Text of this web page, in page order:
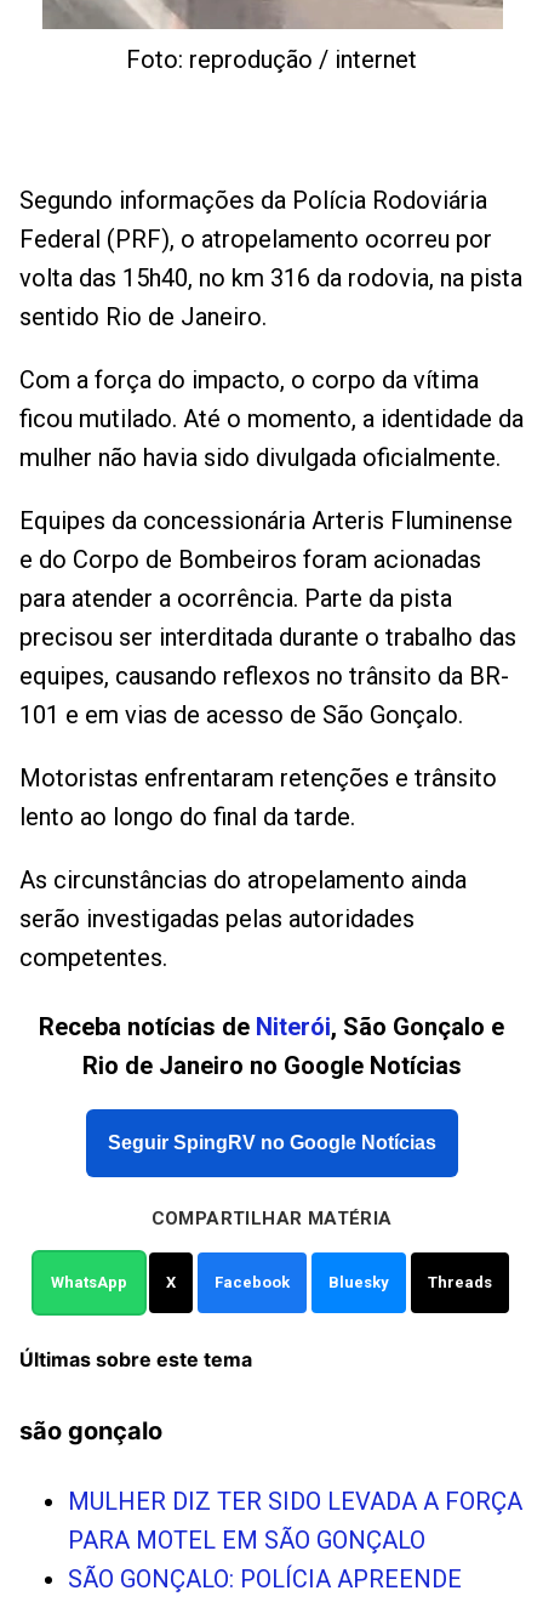
Foto: reprodução / internet
Segundo informações da Polícia Rodoviária
Federal (PRF), o atropelamento ocorreu por
volta das 15h40, no km 316 da rodovia, na pista
sentido Rio de Janeiro.
Com a força do impacto, o corpo da vítima
ficou mutilado. Até o momento, a identidade da
mulher não havia sido divulgada oficialmente.
Equipes da concessionária Arteris Fluminense
e do Corpo de Bombeiros foram acionadas
para atender a ocorrência. Parte da pista
precisou ser interditada durante o trabalho das
equipes, causando reflexos no trânsito da BR-
101 e em vias de acesso de São Gonçalo.
Motoristas enfrentaram retenções e trânsito
lento ao longo do final da tarde.
As circunstâncias do atropelamento ainda
serão investigadas pelas autoridades
competentes.
Receba notícias de Niterói, São Gonçalo e
Rio de Janeiro no Google Notícias
Seguir SpingRV no Google Notícias
COMPARTILHAR MATÉRIA
WhatsApp X Facebook Bluesky Threads
Últimas sobre este tema
são gonçalo
MULHER DIZ TER SIDO LEVADA A FORÇA
PARA MOTEL EM SÃO GONÇALO
SÃO GONÇALO: POLÍCIA APREENDE